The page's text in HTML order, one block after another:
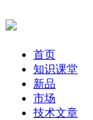
首页
知识课堂
新品
市场
技术文章